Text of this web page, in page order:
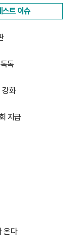
스트 이슈
톡
강화
지급
온다